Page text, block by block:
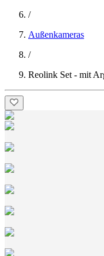
/
Außenkameras
/
Reolink Set - mit